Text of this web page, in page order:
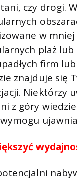
czy drogi.
w
plaż lub
firm
znajduje się
Niektórzy
z góry